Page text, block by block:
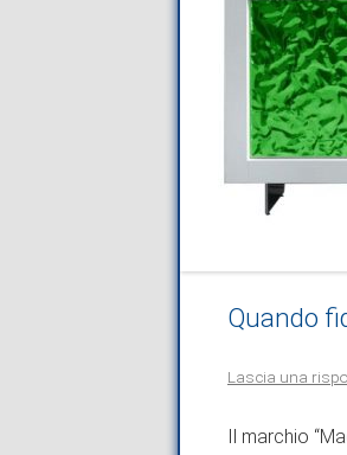
Quando
Lascia una
Il marchio